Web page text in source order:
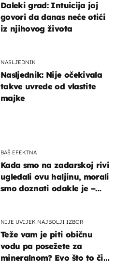
Daleki grad: Intuicija joj
govori da danas neće otići
iz njihovog života
NASLJEDNIK
Nasljednik: Nije očekivala
takve uvrede od vlastite
majke
BAŠ EFEKTNA
Kada smo na zadarskoj rivi
ugledali ovu haljinu, morali
smo doznati odakle je –
NIJE UVIJEK NAJBOLJI IZBOR
Teže vam je piti običnu
vodu pa posežete za
mineralnom? Evo što to čini